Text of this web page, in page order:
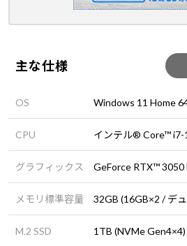
主な仕様
OS Windows 11 Home
CPU インテル® Core™ i7-
グラフィックス GeForce RTX™ 3050
メモリ標準容量 32GB (16GB×2 / デ
M.2 SSD 1TB (NVMe Gen4×4)